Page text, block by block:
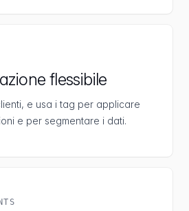
flessibile
e usa i tag per applicare
e per segmentare i dati.